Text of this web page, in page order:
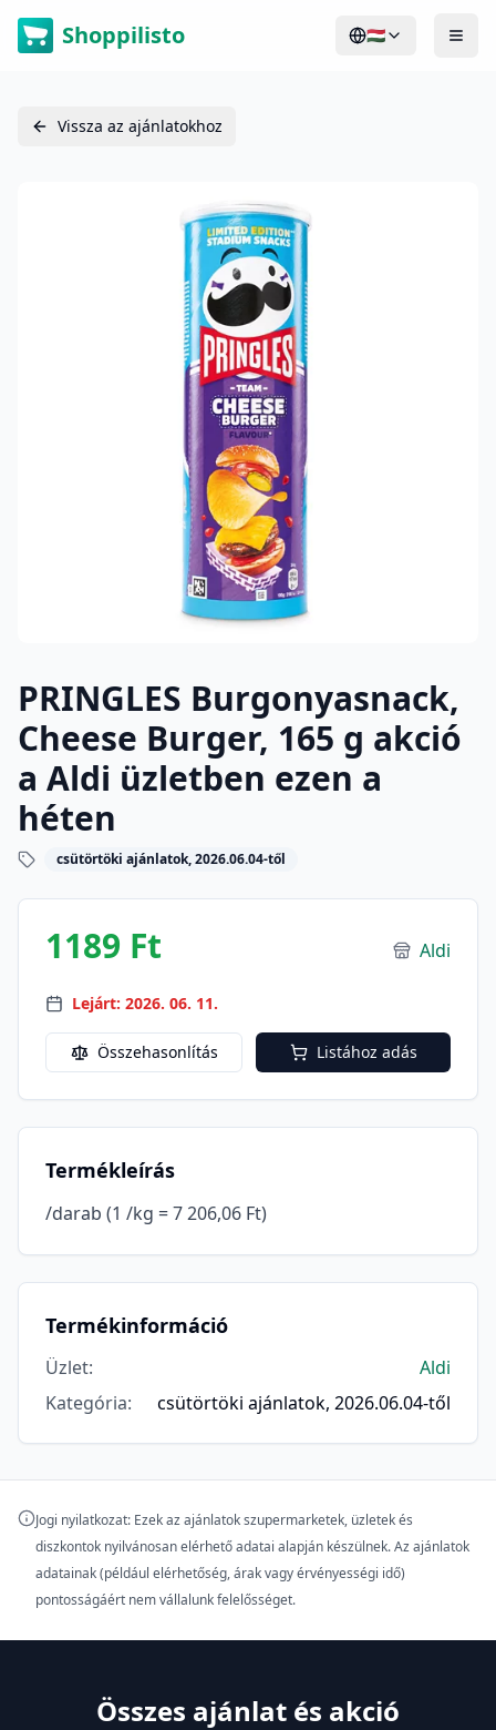
Shoppilisto 🇭🇺
Vissza az ajánlatokhoz
PRINGLES Burgonyasnack,
Cheese Burger, 165 g akció
a Aldi üzletben ezen a
héten
csütörtöki ajánlatok, 2026.06.04-től
1189 Ft Aldi
Lejárt: 2026. 06. 11.
Összehasonlítás Listához adás
Termékleírás
/darab (1 /kg = 7 206,06 Ft)
Termékinformáció
Üzlet:
Aldi
Kategória: csütörtöki ajánlatok, 2026.06.04-től
Jogi nyilatkozat: Ezek az ajánlatok szupermarketek, üzletek és
diszkontok nyilvánosan elérhető adatai alapján készülnek. Az ajánlatok
adatainak (például elérhetőség, árak vagy érvényességi idő)
pontosságáért nem vállalunk felelősséget.
Összes ajánlat és akció